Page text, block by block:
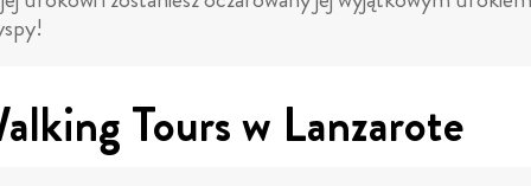
Tours w Lanzarote